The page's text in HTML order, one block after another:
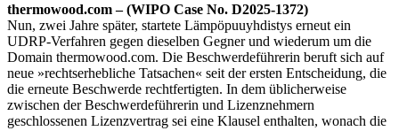
thermowood.com – (WIPO Case No. D2025-1372)
Nun, zwei Jahre später, startete Lämpöpuuyhdistys erneut ein
UDRP-Verfahren gegen dieselben Gegner und wiederum um die
Domain thermowood.com. Die Beschwerdeführerin beruft sich auf
neue »rechtserhebliche Tatsachen« seit der ersten Entscheidung, die
die erneute Beschwerde rechtfertigten. In dem üblicherweise
zwischen der Beschwerdeführerin und Lizenznehmern
geschlossenen Lizenzvertrag sei eine Klausel enthalten, wonach die